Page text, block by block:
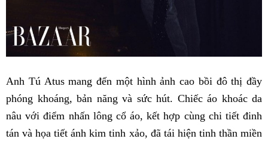
Anh Tú Atus mang đến một hình ảnh cao bồi đô thị đầy
phóng khoáng, bản năng và sức hút. Chiếc áo khoác da
nâu với điểm nhấn lông cổ áo, kết hợp cùng chi tiết đinh
tán và họa tiết ánh kim tinh xảo, đã tái hiện tinh thần miền